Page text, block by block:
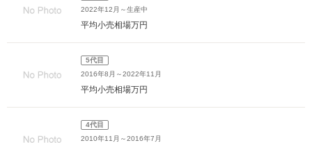
2022年12月～生産中
平均小売相場万円
5代目
2016年8月～2022年11月
平均小売相場万円
4代目
2010年11月～2016年7月